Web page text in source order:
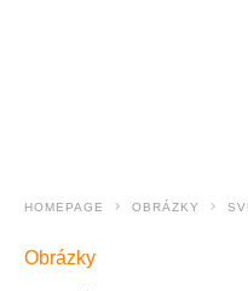
HOMEPAGE OBRÁZKY
Obrázky